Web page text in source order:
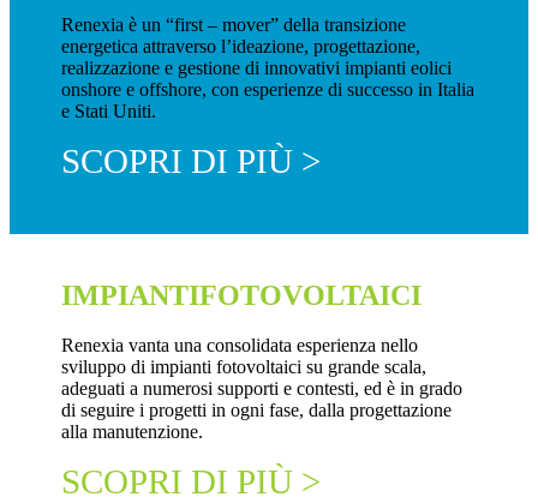
Renexia è un “first – mover” della transizione
energetica attraverso l’ideazione, progettazione,
realizzazione e gestione di innovativi impianti eolici
onshore e offshore, con esperienze di successo in Italia
e Stati Uniti.
SCOPRI DI PIÙ >
IMPIANTIFOTOVOLTAICI
Renexia vanta una consolidata esperienza nello
sviluppo di impianti fotovoltaici su grande scala,
adeguati a numerosi supporti e contesti, ed è in grado
di seguire i progetti in ogni fase, dalla progettazione
alla manutenzione.
SCOPRI DI PIÙ >